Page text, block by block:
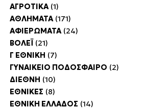
ΑΓΡΟΤΙΚΑ(1)
ΑΘΛΗΜΑΤΑ(171)
ΑΦΙΕΡΩΜΑΤΑ(24)
ΒΟΛΕΪ
(21)
Γ ΕΘΝΙΚΗ (7)
ΓΥΝΑΙΚΕΙΟ ΠΟΔΟΣΦΑΙΡΟ (2)
ΔΙΕΘΝΗ (10)
ΕΘΝΙΚΕΣ (8)
ΕΘΝΙΚΗ ΕΛΛΑΔΟΣ (14)